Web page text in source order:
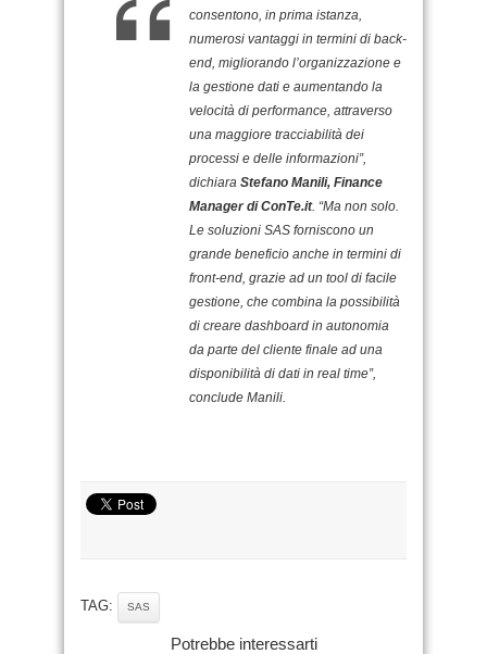
consentono, in prima istanza,
numerosi vantaggi in termini di back-
end, migliorando l’organizzazione e
la gestione dati e aumentando la
velocità di performance, attraverso
una maggiore tracciabilità dei
processi e delle informazioni”,
dichiara Stefano Manili, Finance
Manager di ConTe.it. “Ma non solo.
Le soluzioni SAS forniscono un
grande beneficio anche in termini di
front-end, grazie ad un tool di facile
gestione, che combina la possibilità
di creare dashboard in autonomia
da parte del cliente finale ad una
disponibilità di dati in real time”,
conclude Manili.
TAG: SAS
Potrebbe interessarti